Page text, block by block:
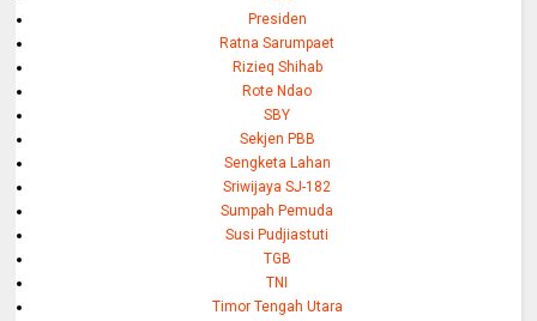
Presiden
Ratna Sarumpaet
Rizieq Shihab
Rote Ndao
SBY
Sekjen PBB
Sengketa Lahan
Sriwijaya SJ-182
Sumpah Pemuda
Susi Pudjiastuti
TGB
TNI
Timor Tengah Utara